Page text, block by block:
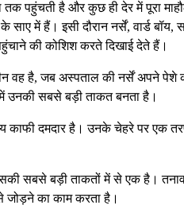
पहुंचती है और कुछ ही देर में पूरा
साए में हैं। इसी दौरान नर्सें, वार्ड बॉय,
की कोशिश करते दिखाई देते हैं।
वह है, जब अस्पताल की नर्सें अपने पेशे
सबसे बड़ी ताकत बनता है।
काफी दमदार है। उनके चेहरे पर एक
सबसे बड़ी ताकतों में से एक है।
जोड़ने का काम करता है।